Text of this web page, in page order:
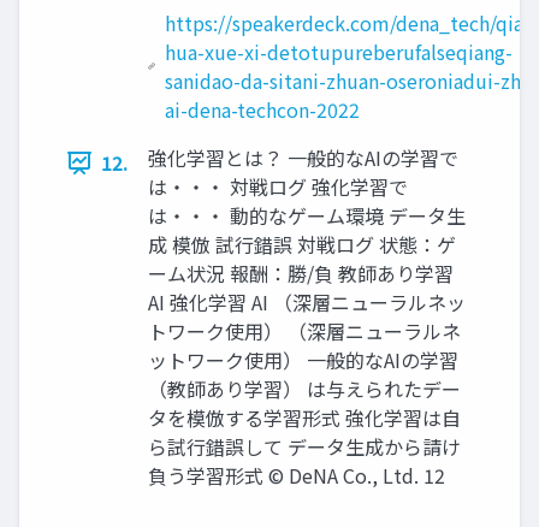
https://speakerdeck.com/dena_tech/
hua-xue-xi-detotupureberufalseqiang-
sanidao-da-sitani-zhuan-oseroniadui-
ai-dena-techcon-2022
12.
強化学習とは？ 一般的なAIの学習で
は・・・ 対戦ログ 強化学習で
は・・・ 動的なゲーム環境 データ生
成 模倣 試行錯誤 対戦ログ 状態：ゲ
ーム状況 報酬：勝/負 教師あり学習
AI 強化学習 AI （深層ニューラルネッ
トワーク使用） （深層ニューラルネ
ットワーク使用） 一般的なAIの学習
（教師あり学習） は与えられたデー
タを模倣する学習形式 強化学習は自
ら試行錯誤して データ生成から請け
負う学習形式 © DeNA Co., Ltd. 12